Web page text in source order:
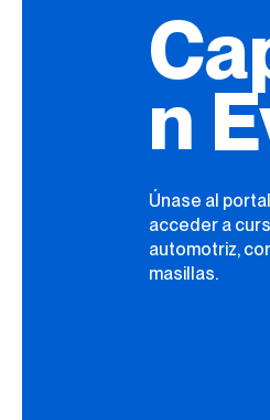
n
Únase al
acceder a
automotriz,
masillas.